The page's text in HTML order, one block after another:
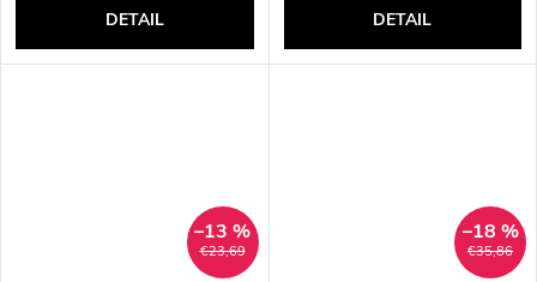
DETAIL DETAIL
€23,69
–13 %
€35,86
–18 %